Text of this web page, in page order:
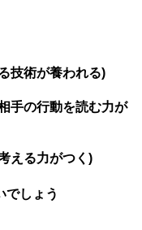
技術が養われる)
手の行動を読む力が
える力がつく)
でしょう